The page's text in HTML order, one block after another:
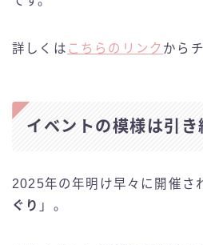
詳しくは こちらのリンク から
イベントの模様は引き
2025年の年明け早々に開催さ
ぐり 」。